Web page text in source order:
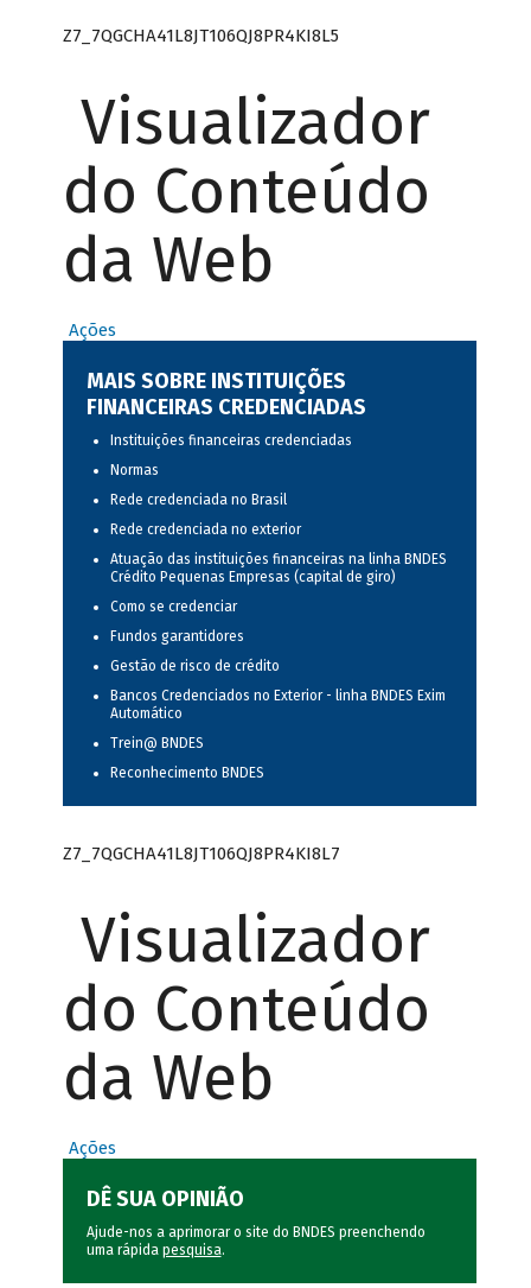
Z7_7QGCHA41L8JT106QJ8PR4KI8L5
Visualizador
do Conteúdo
da Web
Ações
MAIS SOBRE INSTITUIÇÕES
FINANCEIRAS CREDENCIADAS
Instituições financeiras credenciadas
Normas
Rede credenciada no Brasil
Rede credenciada no exterior
Atuação das instituições financeiras na linha BNDES
Crédito Pequenas Empresas (capital de giro)
Como se credenciar
Fundos garantidores
Gestão de risco de crédito
Bancos Credenciados no Exterior - linha BNDES Exim
Automático
Trein@ BNDES
Reconhecimento BNDES
Z7_7QGCHA41L8JT106QJ8PR4KI8L7
Visualizador
do Conteúdo
da Web
Ações
DÊ SUA OPINIÃO
Ajude-nos a aprimorar o site do BNDES preenchendo
uma rápida pesquisa.